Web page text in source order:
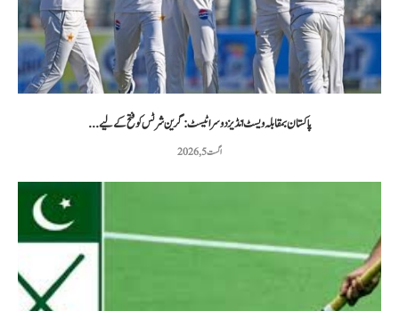
پاکستان بمقابلہ ویسٹ انڈیز دوسرا ٹیسٹ: گرین شرٹس کو فتح کے لیے...
اگست 5, 2026